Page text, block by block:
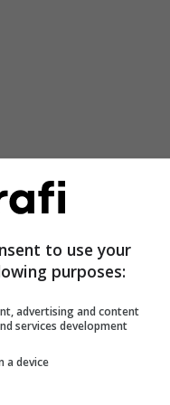
Doarsa Kica –
si përgjigje?
to use your
purposes:
advertising and content
services development
a device